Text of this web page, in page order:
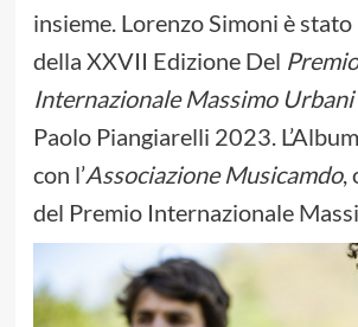
insieme. Lorenzo Simoni è
della XXVII Edizione Del Premio
Internazionale Massimo Urbani
Paolo Piangiarelli 2023.
con l’Associazione Musicamdo,
del Premio Internazionale